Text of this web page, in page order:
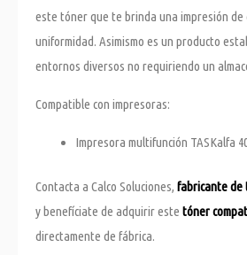
este tóner que te brinda una impresión de
uniformidad. Asimismo es un producto
entornos diversos no requiriendo un
Compatible con impresoras:
Impresora multifunción TASKalfa
Contacta a Calco Soluciones, fabricante de
y benefíciate de adquirir este tóner
directamente de fábrica.